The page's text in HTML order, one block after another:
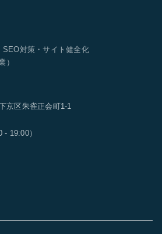
対策・サイト健全化
）
京区朱雀正会町1-1
- 19:00）